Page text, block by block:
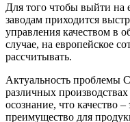
Для того чтобы выйти на
заводам приходится
управления качеством в
случае, на европейское
рассчитывать.
Актуальность проблемы
различных
осознание, что качество
преимущество для